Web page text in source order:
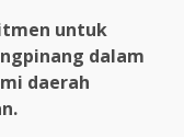
untuk
dalam
daerah